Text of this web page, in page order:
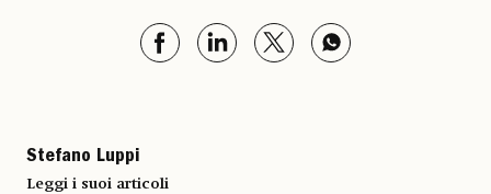
Stefano Luppi
Leggi i suoi articoli